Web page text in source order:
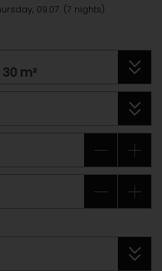
09.07. (7 nights)